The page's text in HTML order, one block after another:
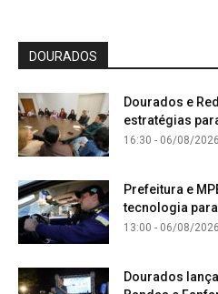
DOURADOS
Dourados e
estratégias
16:30 - 06/08/2026
Prefeitura e
tecnologia
13:00 - 06/08/2026
Dourados